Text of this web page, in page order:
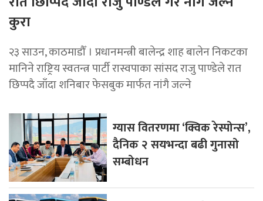
कुरा
२३ साउन, काठमाडौँ । प्रधानमन्त्री बालेन्द्र शाह बालेन निकटका
मानिने राष्ट्रिय स्वतन्त्र पार्टी रास्वपाका सांसद राजु पाण्डेले रात
छिप्पदै जाँदा शनिबार फेसबुक मार्फत नांगै जल्ने
ग्यास वितरणमा ‘क्विक रेस्पोन्स’,
दैनिक २ सयभन्दा बढी गुनासो
सम्बोधन